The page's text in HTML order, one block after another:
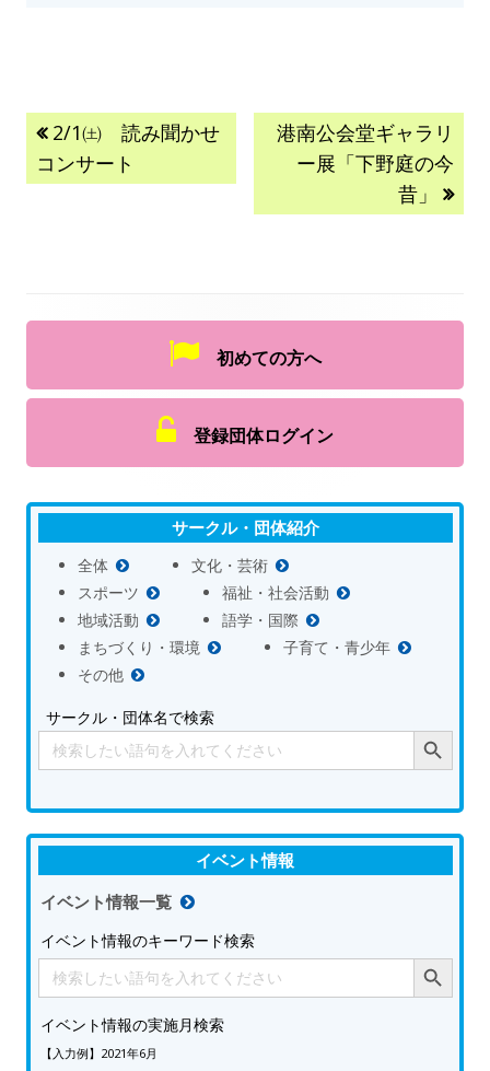
2/1㈯ 読み聞かせ
コンサート
港南公会堂ギャラリ
ー展「下野庭の今
昔」
初めての方へ
登録団体ログイン
サークル・団体紹介
全体
文化・芸術
スポーツ
福祉・社会活動
地域活動
語学・国際
まちづくり・環境
子育て・青少年
その他
サークル・団体名で検索
Search
for:
Search Button
イベント情報
イベント情報一覧
イベント情報のキーワード検索
Search
for:
Search Button
イベント情報の実施月検索
【入力例】2021年6月